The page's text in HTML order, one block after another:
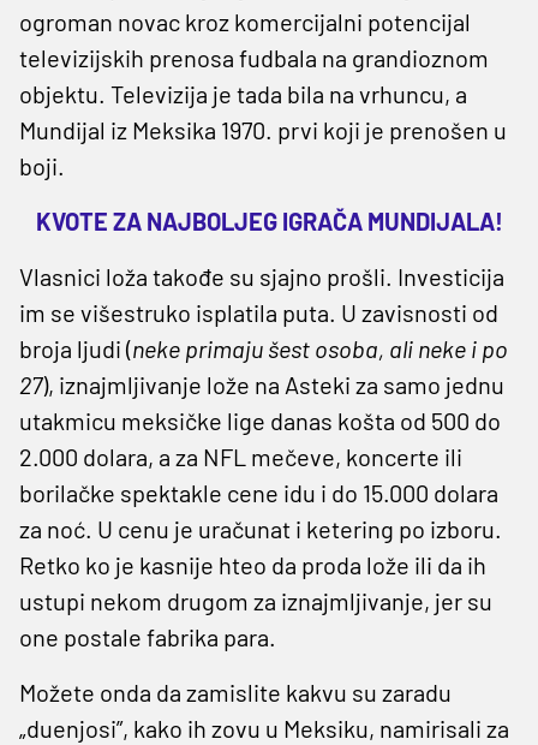
ogroman novac kroz komercijalni potencijal
televizijskih prenosa fudbala na grandioznom
objektu. Televizija je tada bila na vrhuncu, a
Mundijal iz Meksika 1970. prvi koji je prenošen u
boji.
KVOTE ZA NAJBOLJEG IGRAČA MUNDIJALA!
Vlasnici loža takođe su sjajno prošli. Investicija
im se višestruko isplatila puta. U zavisnosti od
broja ljudi (neke primaju šest osoba, ali neke i po
27), iznajmljivanje lože na Asteki za samo jednu
utakmicu meksičke lige danas košta od 500 do
2.000 dolara, a za NFL mečeve, koncerte ili
borilačke spektakle cene idu i do 15.000 dolara
za noć. U cenu je uračunat i ketering po izboru.
Retko ko je kasnije hteo da proda lože ili da ih
ustupi nekom drugom za iznajmljivanje, jer su
one postale fabrika para.
Možete onda da zamislite kakvu su zaradu
„duenjosi”, kako ih zovu u Meksiku, namirisali za